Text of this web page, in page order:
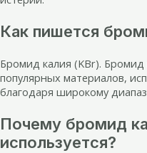
Как пишется
Бромид калия (KBr).
популярных материалов,
благодаря широкому
Почему бромид
используется?